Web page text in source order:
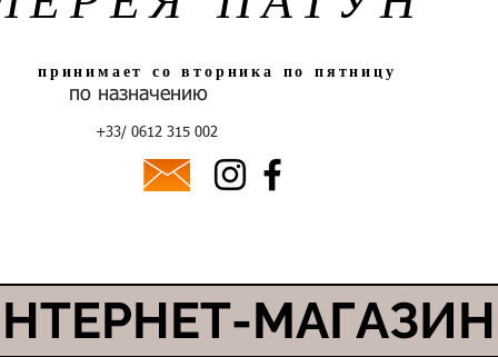
принимает со вторника по пятницу
по назначению
+33/ 0612 315 002
МАГАЗИН